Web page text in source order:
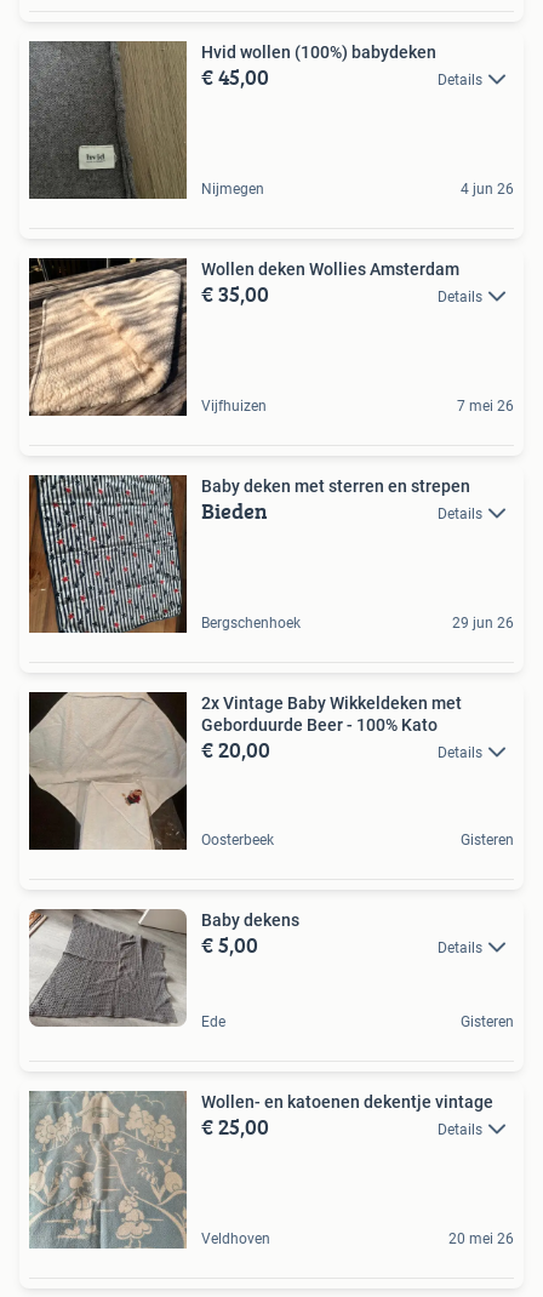
Hvid wollen (100%) babydeken
€ 45,00 Details
Nijmegen 4 jun 26
Wollen deken Wollies Amsterdam
€ 35,00 Details
Vijfhuizen 7 mei 26
Baby deken met sterren en strepen
Bieden Details
Bergschenhoek 29 jun 26
2x Vintage Baby Wikkeldeken met
Geborduurde Beer - 100% Kato
€ 20,00 Details
Oosterbeek Gisteren
Baby dekens
€ 5,00 Details
Ede Gisteren
Wollen- en katoenen dekentje vintage
€ 25,00 Details
Veldhoven 20 mei 26